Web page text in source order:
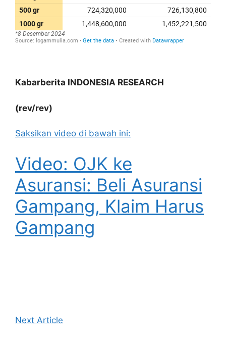
Kabarberita INDONESIA RESEARCH
(rev/rev)
Saksikan video di bawah ini:
Video: OJK ke
Asuransi: Beli Asuransi
Gampang, Klaim Harus
Gampang
Next Article